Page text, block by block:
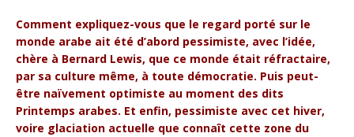
Comment expliquez-vous que le regard porté sur le
monde arabe ait été d’abord pessimiste, avec l’idée,
chère à Bernard Lewis, que ce monde était réfractaire,
par sa culture même, à toute démocratie. Puis peut-
être naïvement optimiste au moment des dits
Printemps arabes. Et enfin, pessimiste avec cet hiver,
voire glaciation actuelle que connaît cette zone du